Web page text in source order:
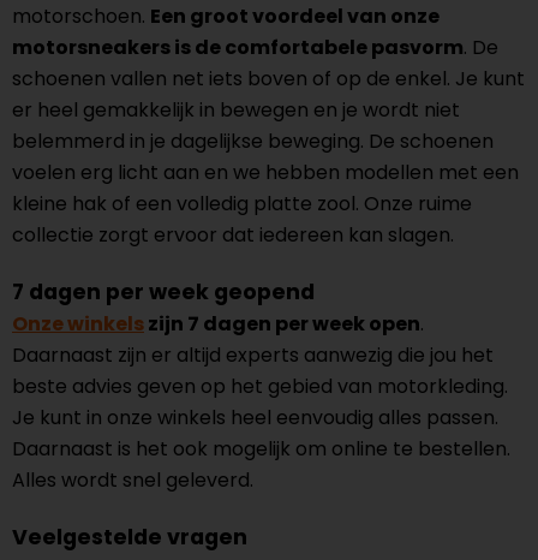
motorschoen. Een groot voordeel van onze
motorsneakers is de comfortabele pasvorm. De
schoenen vallen net iets boven of op de enkel. Je kunt
er heel gemakkelijk in bewegen en je wordt niet
belemmerd in je dagelijkse beweging. De schoenen
voelen erg licht aan en we hebben modellen met een
kleine hak of een volledig platte zool. Onze ruime
collectie zorgt ervoor dat iedereen kan slagen.
7 dagen per week geopend
Onze winkelszijn 7 dagen per week open.
Daarnaast zijn er altijd experts aanwezig die jou het
beste advies geven op het gebied van motorkleding.
Je kunt in onze winkels heel eenvoudig alles passen.
Daarnaast is het ook mogelijk om online te bestellen.
Alles wordt snel geleverd.
Veelgestelde vragen